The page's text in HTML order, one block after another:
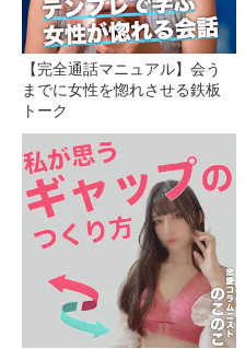
【完全通話マニュアル】会う
までに女性を惚れさせる鉄板
トーク